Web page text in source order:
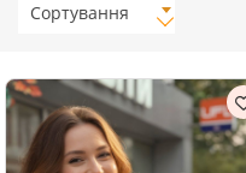
Сортування